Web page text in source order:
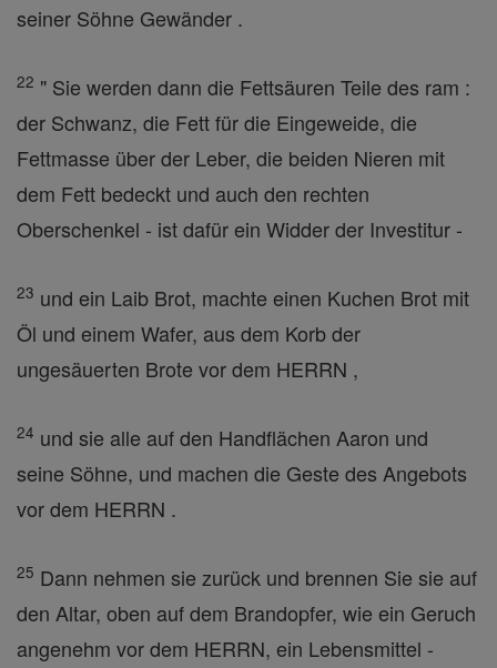
seiner Söhne Gewänder .
22 " Sie werden dann die Fettsäuren Teile des ram :
der Schwanz, die Fett für die Eingeweide, die
Fettmasse über der Leber, die beiden Nieren mit
dem Fett bedeckt und auch den rechten
Oberschenkel - ist dafür ein Widder der Investitur -
23 und ein Laib Brot, machte einen Kuchen Brot mit
Öl und einem Wafer, aus dem Korb der
ungesäuerten Brote vor dem HERRN ,
24 und sie alle auf den Handflächen Aaron und
seine Söhne, und machen die Geste des Angebots
vor dem HERRN .
25 Dann nehmen sie zurück und brennen Sie sie auf
den Altar, oben auf dem Brandopfer, wie ein Geruch
angenehm vor dem HERRN, ein Lebensmittel -